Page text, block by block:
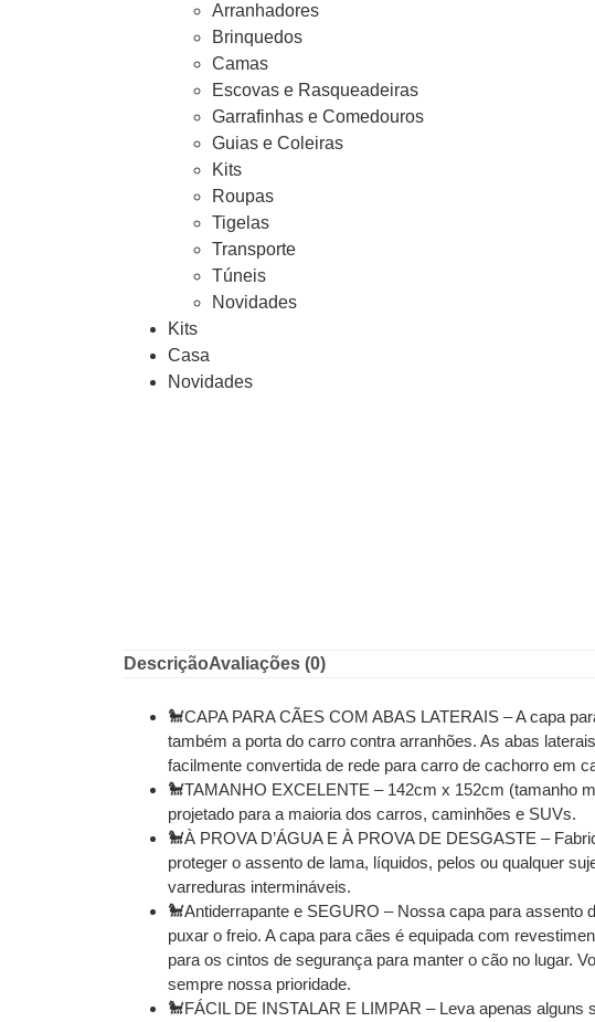
Arranhadores
Brinquedos
Camas
Escovas e Rasqueadeiras
Garrafinhas e Comedouros
Guias e Coleiras
Kits
Roupas
Tigelas
Transporte
Túneis
Novidades
Kits
Casa
Novidades
DescriçãoAvaliações (0)
🐩CAPA PARA CÃES COM ABAS LATERAIS – A capa
também a porta do carro contra arranhões. As abas
facilmente convertida de rede para carro de cachorro em
🐩TAMANHO EXCELENTE – 142cm x 152cm (tamanho
projetado para a maioria dos carros, caminhões e SUVs.
🐩À PROVA D’ÁGUA E À PROVA DE DESGASTE –
proteger o assento de lama, líquidos, pelos ou qualquer
varreduras intermináveis.
🐩Antiderrapante e SEGURO – Nossa capa para
puxar o freio. A capa para cães é equipada com
para os cintos de segurança para manter o cão no lugar.
sempre nossa prioridade.
🐩FÁCIL DE INSTALAR E LIMPAR – Leva apenas